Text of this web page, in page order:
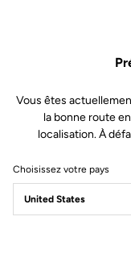
Vous êtes
la bonne route
localisation. À
Choisissez votre pays